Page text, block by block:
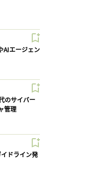
AIエージェン
のサイバー
管理
ドライン発